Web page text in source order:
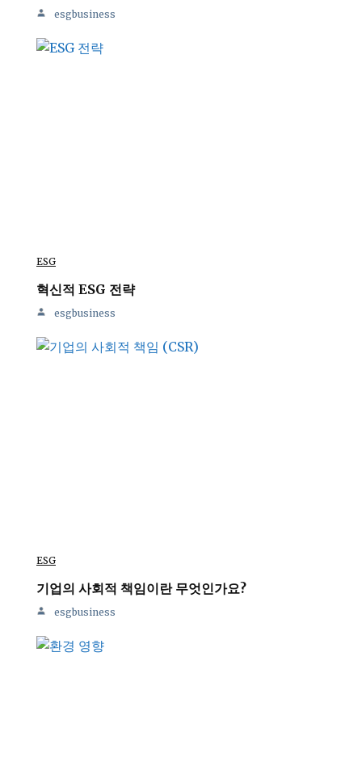
esgbusiness
ESG
혁신적 ESG 전략
esgbusiness
ESG
기업의 사회적 책임이란 무엇인가요?
esgbusiness